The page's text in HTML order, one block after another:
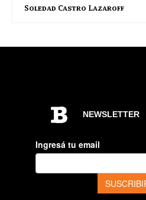
Soledad Castro Lazaroff